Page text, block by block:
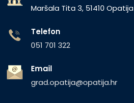
Maršala Tita 3, 51410 Opatija
Telefon
051 701 322
Email
grad.opatija@opatija.hr